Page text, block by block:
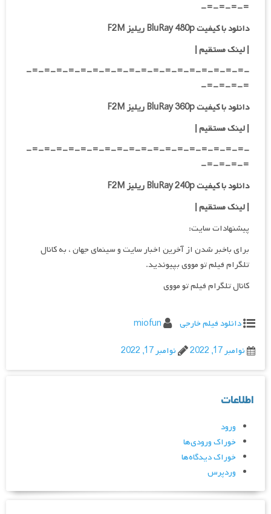
=-=-=-=-
دانلود با کیفیت BluRay 480p ریلیز F2M
| لینک مستقیم|
-=-=-=-=-=-=-=-=-=-=-=-=-=-=-=-=-=-=-
=-=-=-=-
دانلود با کیفیت BluRay 360p ریلیز F2M
| لینک مستقیم|
-=-=-=-=-=-=-=-=-=-=-=-=-=-=-=-=-=-=-
=-=-=-=-
دانلود با کیفیت BluRay 240p ریلیز F2M
| لینک مستقیم|
پیشنهادات سایت:
برای باخبر شدن از آخرین اخبار سایت و سینمای جهان ، به کانال
تلگرام فیلم تو مووی بپیوندید.
کانال تلگرام فیلم تو مووی
دانلود فیلم خارجی
miofun
نوامبر 17, 2022
نوامبر 17, 2022
اطلاعات
ورود
خوراک ورودی‌ها
خوراک دیدگاه‌ها
وردپرس